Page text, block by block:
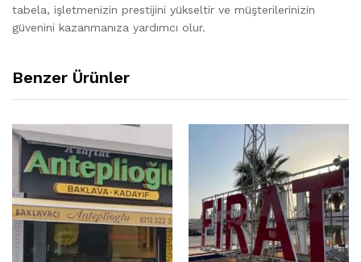
tabela, işletmenizin prestijini yükseltir ve müşterilerinizin
güvenini kazanmanıza yardımcı olur.
Benzer Ürünler